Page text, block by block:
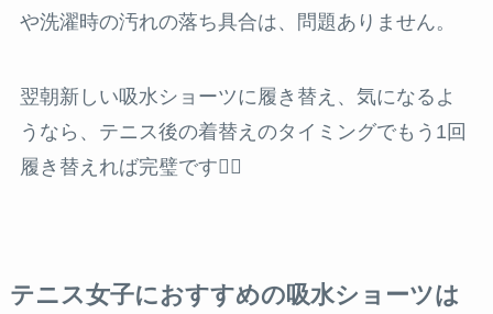
や洗濯時の汚れの落ち具合は、問題ありません。
翌朝新しい吸水ショーツに履き替え、気になるよ
うなら、テニス後の着替えのタイミングでもう1回
履き替えれば完璧です👍🏻
テニス女子におすすめの吸水ショーツは